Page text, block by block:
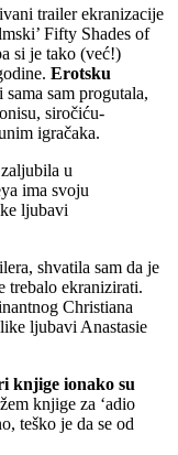
trailer ekranizacije
Fifty Shades of
si je tako (već!)
Erotsku
sam progutala,
siročiću-
igračaka.
u
ima svoju
ljubavi
shvatila sam da je
trebalo ekranizirati.
Christiana
ljubavi Anastasie
knjige ionako su
knjige za ‘adio
teško je da se od